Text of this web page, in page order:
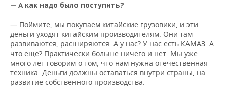
— А как надо было поступить?
— Поймите, мы покупаем китайские грузовики, и эти
деньги уходят китайским производителям. Они там
развиваются, расширяются. А у нас? У нас есть КАМАЗ. А
что еще? Практически больше ничего и нет. Мы уже
много лет говорим о том, что нам нужна отечественная
техника. Деньги должны оставаться внутри страны, на
развитие собственного производства.